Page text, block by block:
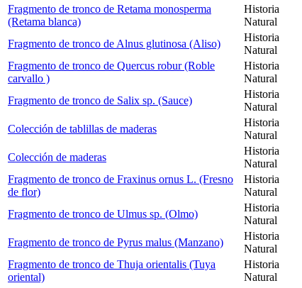
Fragmento de tronco de Retama monosperma
(Retama blanca)
Historia
Natural
Fragmento de tronco de Alnus glutinosa (Aliso)
Historia
Natural
Fragmento de tronco de Quercus robur (Roble
carvallo )
Historia
Natural
Fragmento de tronco de Salix sp. (Sauce)
Historia
Natural
Colección de tablillas de maderas
Historia
Natural
Colección de maderas
Historia
Natural
Fragmento de tronco de Fraxinus ornus L. (Fresno
de flor)
Historia
Natural
Fragmento de tronco de Ulmus sp. (Olmo)
Historia
Natural
Fragmento de tronco de Pyrus malus (Manzano)
Historia
Natural
Fragmento de tronco de Thuja orientalis (Tuya
oriental)
Historia
Natural